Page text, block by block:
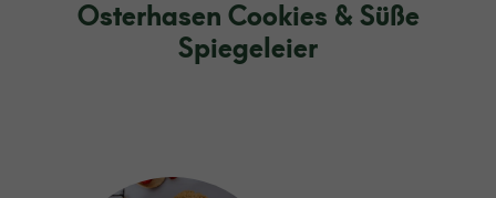
Osterhasen Cookies & Süße
Spiegeleier